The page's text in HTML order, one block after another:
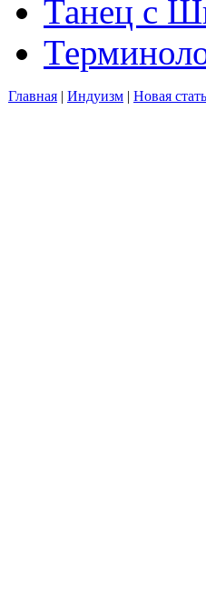
Танец с
Главная | Индуизм | Новая